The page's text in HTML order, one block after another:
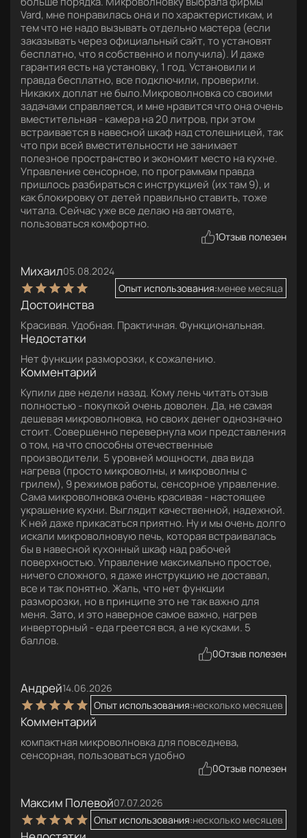
Vard, мне понравилась она и по характеристикам, и
тем что не надо вызывать отдельно мастера (если
заказывать через официальный сайт, то установят
бесплатно, что я собственно и получила). И даже
гарантия есть на установку, 1 год. Установили и
правда бесплатно, все подключили, проверили.
Никаких доплат не было.Микроволновка со своими
задачами справляется, и мне нравится что она очень
вместительная - камера на 20 литров, при этом
встраивается в навесной шкаф над столешницей, так
что при всей вместительности не занимает
полезное пространство и экономит место на кухне.
Управление сенсорное, по программам правда
пришлось разбираться с инструкцией (их там 9), и
как блокировку от детей правильно ставить, тоже
читала. Сейчас уже все делаю на автомате,
пользоваться комфортно.
1Отзыв полезен
Михаил05.08.2024
Опыт использования:менее месяца
Достоинства
Красивая. Удобная. Практичная. Функциональная.
Недостатки
Нет функции разморозки, к сожалению.
Комментарий
Купили две недели назад. Кому лень читать отзыв
полностью - покупкой очень доволен. Да, не самая
дешевая микроволновка, но своих денег однозначно
стоит. Совершенно перевернула мои представления
о том, на что способны отечественные
производители. 5 уровней мощности, два вида
нагрева (просто микроволны, и микроволны с
грилем), 9 режимов работы, сенсорное управление.
Сама микроволновка очень красивая - настоящее
украшение кухни. Выглядит качественной, надежной.
К ней даже прикасаться приятно. Ну и мы очень долго
искали микроволновую печь, которая встраивалась
бы в навесной кухонный шкаф над рабочей
поверхностью. Управление максимально простое,
ничего сложного, я даже инструкцию не доставал,
все и так понятно. Жаль, что нет функции
разморозки, но в принципе это не так важно для
меня. Зато, и это наверное самое важно, нагрев
инверторный - еда греется вся, а не кусками. 5
баллов.
0Отзыв полезен
Андрей14.06.2026
Опыт использования:несколько месяцев
Комментарий
компактная микроволновка для повседнева,
сенсорная, пользоваться удобно
0Отзыв полезен
Максим Полевой07.07.2026
Опыт использования:несколько месяцев